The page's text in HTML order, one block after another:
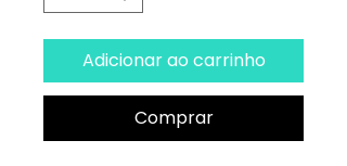
Adicionar ao carrinho
Comprar